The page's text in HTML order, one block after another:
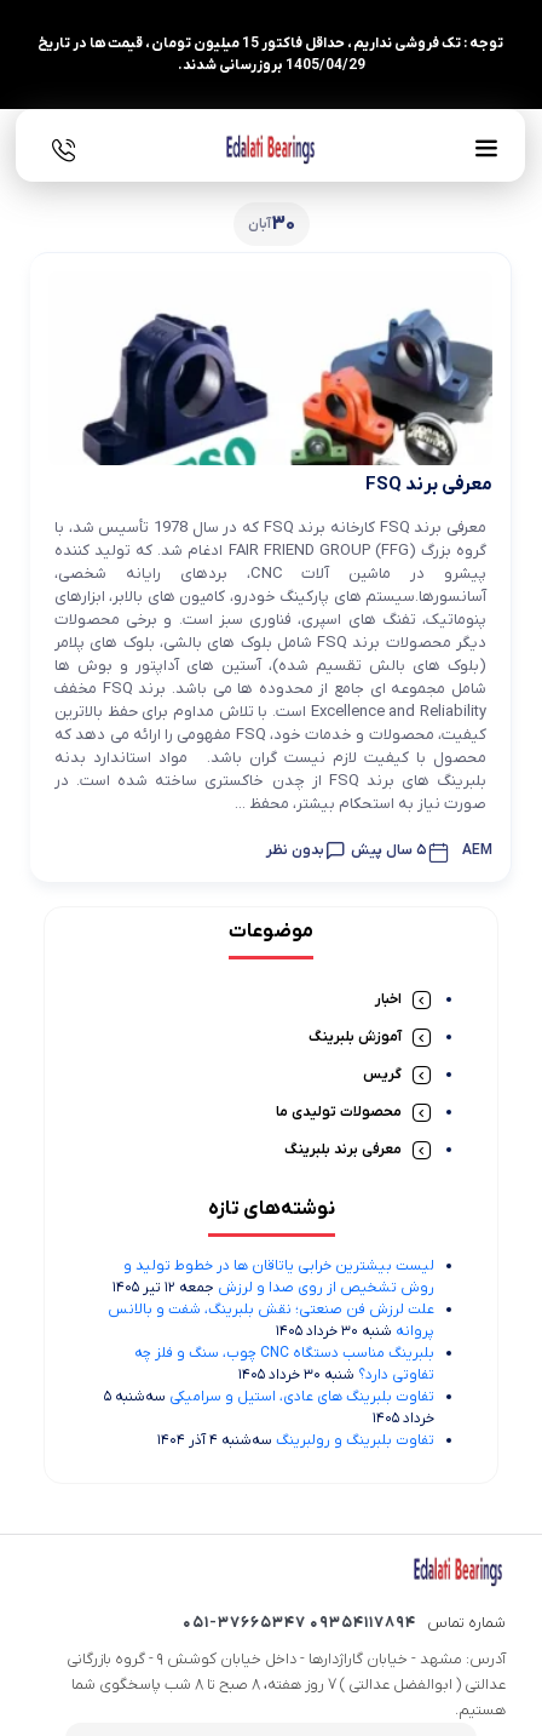
توجه : تک فروشی نداریم ، حداقل فاکتور 15 میلیون تومان ، قیمت ها در تاریخ
1405/04/29 بروزرسانی شدند.
30آبان
معرفی برند FSQ
معرفی برند FSQ کارخانه برند FSQ که در سال 1978 تأسیس شد، با
گروه بزرگ FAIR FRIEND GROUP (FFG) ادغام شد. که تولید کننده
پیشرو در ماشین آلات CNC، بردهای رایانه شخصی،
آسانسورها.سیستم های پارکینگ خودرو، کامیون های بالابر، ابزارهای
پنوماتیک، تفنگ های اسپری، فناوری سبز است. و برخی محصولات
دیگر محصولات برند FSQ شامل بلوک های بالشی، بلوک های پلامر
(بلوک های بالش تقسیم شده)، آستین های آداپتور و بوش ها
شامل مجموعه ای جامع از محدوده ها می باشد. برند FSQ مخفف
Excellence and Reliability است. با تلاش مداوم برای حفظ بالاترین
کیفیت، محصولات و خدمات خود، FSQ مفهومی را ارائه می دهد که
محصول با کیفیت لازم نیست گران باشد. مواد استاندارد بدنه
بلبرینگ های برند FSQ از چدن خاکستری ساخته شده است. در
صورت نیاز به استحکام بیشتر، محفظ ...
AEM 5 سال پیش بدون نظر
موضوعات
اخبار
آموزش بلبرینگ
گریس
محصولات تولیدی ما
معرفی برند بلبرینگ
نوشته‌های تازه
لیست بیشترین خرابی‌ یاتاقان ها در خطوط تولید و
روش تشخیص از روی صدا و لرزش جمعه 12 تیر 1405
علت لرزش فن صنعتی؛ نقش بلبرینگ، شفت و بالانس
پروانه شنبه 30 خرداد 1405
بلبرینگ مناسب دستگاه CNC چوب، سنگ و فلز چه
تفاوتی دارد؟ شنبه 30 خرداد 1405
تفاوت بلبرینگ های عادی، استیل و سرامیکی
سه‌شنبه 5
خرداد 1405
تفاوت بلبرینگ و رولبرینگ سه‌شنبه 4 آذر 1404
شماره تماس
09354117894 051-37665347
آدرس: مشهد - خیابان گاراژدارها - داخل خیابان کوشش 9 - گروه بازرگانی
عدالتی ( ابوالفضل عدالتی ) 7 روز هفته، 8 صبح تا 8 شب پاسخگوی شما
هستیم.